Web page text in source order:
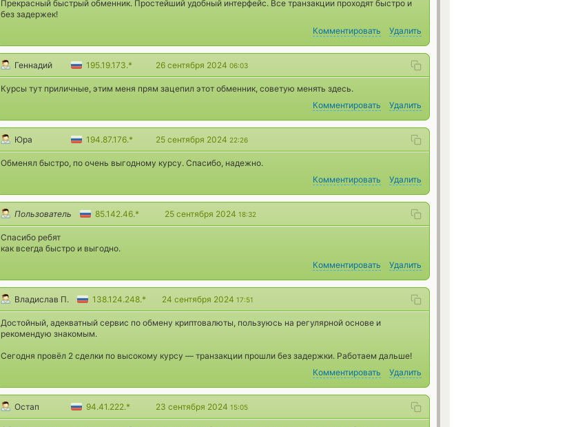
Прекрасный быстрый обменник. Простейший удобный интерфейс. Все транзакции проходят быстро и
без задержек!
Комментировать
Удалить
Геннадий 195.19.173.* 26 сентября 2024 06:03
Курсы тут приличные, этим меня прям зацепил этот обменник, советую менять здесь.
Комментировать
Удалить
Юра 194.87.176.* 25 сентября 2024 22:26
Обменял быстро, по очень выгодному курсу. Спасибо, надежно.
Комментировать
Удалить
Пользователь 85.142.46.* 25 сентября 2024 18:32
Cпасибо ребят
как всегда быстро и выгодно.
Комментировать
Удалить
Владислав П. 138.124.248.* 24 сентября 2024 17:51
Достойный, адекватный сервис по обмену криптовалюты, пользуюсь на регулярной основе и
рекомендую знакомым.
Сегодня провёл 2 сделки по высокому курсу — транзакции прошли без задержки. Работаем дальше!
Комментировать
Удалить
Остап 94.41.222.* 23 сентября 2024 15:05